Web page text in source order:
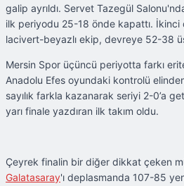
galip ayrıldı. Servet Tazegül
ilk periyodu 25-18 önde kapattı. İkinci
lacivert-beyazlı ekip, devreye 52-38
Mersin Spor üçüncü periyotta farkı
Anadolu Efes oyundaki kontrolü
sayılık farkla kazanarak seriyi 2-0’a
yarı finale yazdıran ilk takım oldu.
Çeyrek finalin bir diğer dikkat çeken
Galatasaray'ı deplasmanda 107-85